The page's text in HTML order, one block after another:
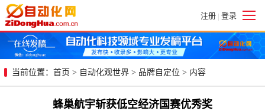
注册 | 登录
当前位置： 首页 > 自动化观世界 > 品牌自定位 > 内容
蜂巢航宇斩获低空经济国赛优秀奖